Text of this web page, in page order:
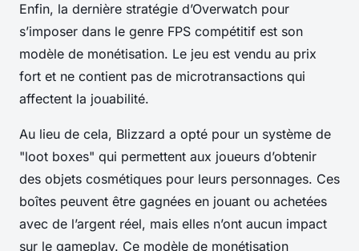
Enfin, la dernière stratégie d’Overwatch pour
s’imposer dans le genre FPS compétitif est son
modèle de monétisation. Le jeu est vendu au prix
fort et ne contient pas de microtransactions qui
affectent la jouabilité.
Au lieu de cela, Blizzard a opté pour un système de
"loot boxes" qui permettent aux joueurs d’obtenir
des objets cosmétiques pour leurs personnages. Ces
boîtes peuvent être gagnées en jouant ou achetées
avec de l’argent réel, mais elles n’ont aucun impact
sur le gameplay. Ce modèle de monétisation